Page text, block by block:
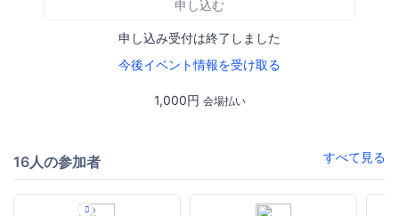
申し込む
申し込み受付は終了しました
今後イベント情報を受け取る
1,000円 会場払い
16人の参加者 すべて見る